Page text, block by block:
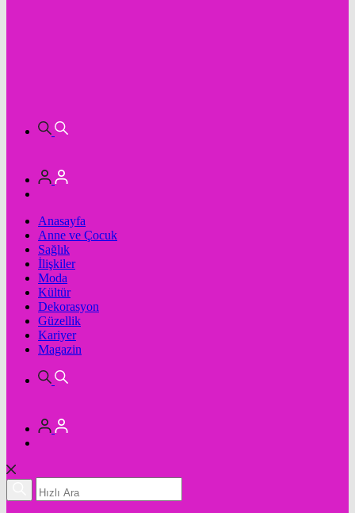
Anasayfa
Anne ve Çocuk
Sağlık
İlişkiler
Moda
Kültür
Dekorasyon
Güzellik
Kariyer
Magazin